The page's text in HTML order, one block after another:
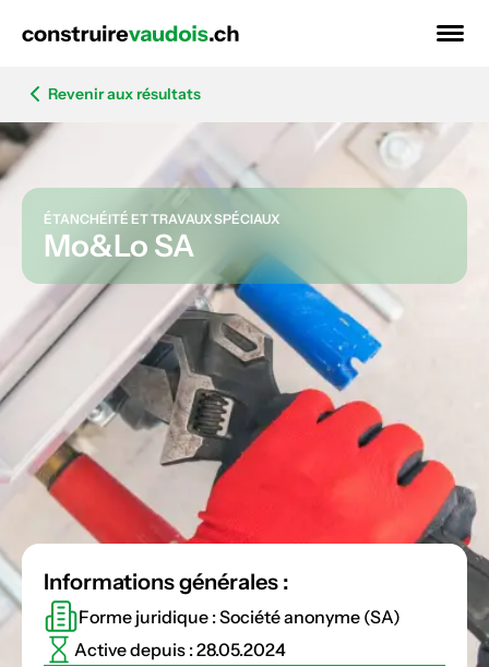
Revenir aux résultats
ÉTANCHÉITÉ ET TRAVAUX SPÉCIAUX
Mo&Lo SA
Informations générales :
Forme juridique : Société anonyme (SA)
Active depuis : 28.05.2024